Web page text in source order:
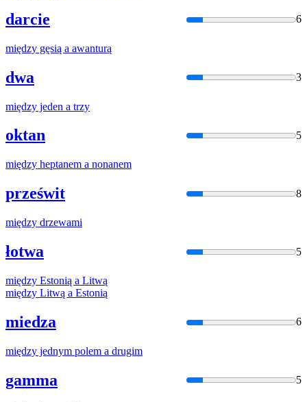
darcie 6
między gęsią a awanturą
dwa 3
między jeden a trzy
oktan 5
między heptanem a nonanem
prześwit 8
między drzewami
łotwa 5
między Estonią a Litwą
między Litwą a Estonią
miedza 6
między jednym polem a drugim
gamma 5